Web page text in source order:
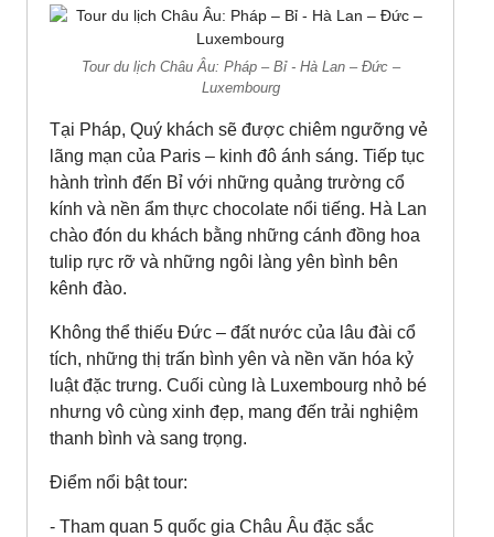
Tour du lịch Châu Âu: Pháp – Bỉ - Hà Lan – Đức –
Luxembourg
Tại Pháp, Quý khách sẽ được chiêm ngưỡng vẻ
lãng mạn của Paris – kinh đô ánh sáng. Tiếp tục
hành trình đến Bỉ với những quảng trường cổ
kính và nền ẩm thực chocolate nổi tiếng. Hà Lan
chào đón du khách bằng những cánh đồng hoa
tulip rực rỡ và những ngôi làng yên bình bên
kênh đào.
Không thể thiếu Đức – đất nước của lâu đài cổ
tích, những thị trấn bình yên và nền văn hóa kỷ
luật đặc trưng. Cuối cùng là Luxembourg nhỏ bé
nhưng vô cùng xinh đẹp, mang đến trải nghiệm
thanh bình và sang trọng.
Điểm nổi bật tour:
- Tham quan 5 quốc gia Châu Âu đặc sắc